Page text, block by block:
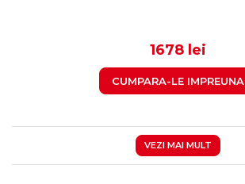
SONOMA INCHIS +
SONOMA DESCHIS1678 lei
CUMPARA-LE IMPREUNA
VEZI MAI MULT